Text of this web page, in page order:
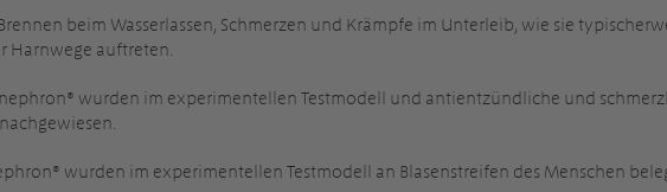
beim Wasserlassen, Schmerzen und Krämpfe im Unterleib, wie sie
Harnwege auftreten.
wurden im experimentellen Testmodell und antientzündliche und
wurden im experimentellen Testmodell an Blasenstreifen des Menschen